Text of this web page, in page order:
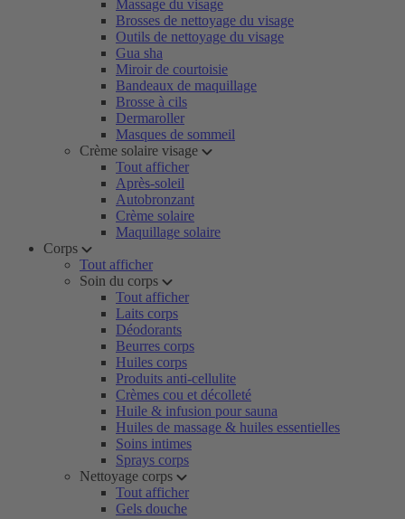
Massage du visage
Brosses de nettoyage du visage
Outils de nettoyage du visage
Gua sha
Miroir de courtoisie
Bandeaux de maquillage
Brosse à cils
Dermaroller
Masques de sommeil
Crème solaire visage
Tout afficher
Après-soleil
Autobronzant
Crème solaire
Maquillage solaire
Corps
Tout afficher
Soin du corps
Tout afficher
Laits corps
Déodorants
Beurres corps
Huiles corps
Produits anti-cellulite
Crèmes cou et décolleté
Huile & infusion pour sauna
Huiles de massage & huiles essentielles
Soins intimes
Sprays corps
Nettoyage corps
Tout afficher
Gels douche